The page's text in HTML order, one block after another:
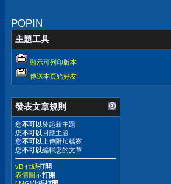
POPIN
主題工具
顯示可列印版本
傳送本頁給好友
發表文章規則
您不可以發起新主題
您不可以回應主題
您不可以 上傳附加檔案
您不可以編輯您的文章
vB 代碼打開
表情圖示打開